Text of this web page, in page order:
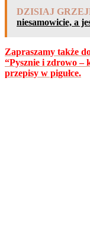
DZISIAJ
niesamowicie, a
Zapraszamy także
“Pysznie i zdrowo –
przepisy w pigułce.